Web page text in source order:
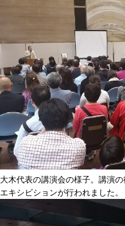
大木代表の講演会の様子。講演
エキシビションが行われました。